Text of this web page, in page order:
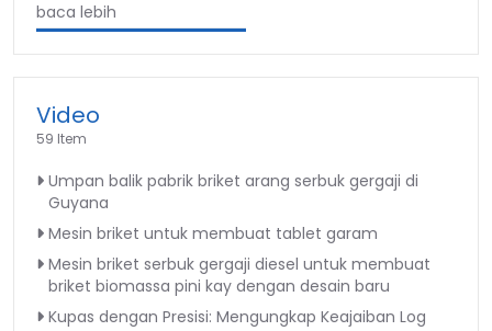
baca lebih
Video
59 Item
Umpan balik pabrik briket arang serbuk gergaji di
Guyana
Mesin briket untuk membuat tablet garam
Mesin briket serbuk gergaji diesel untuk membuat
briket biomassa pini kay dengan desain baru
Kupas dengan Presisi: Mengungkap Keajaiban Log